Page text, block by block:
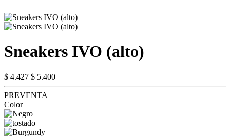
Sneakers IVO (alto)
$ 4.427 $ 5.400
PREVENTA
Color